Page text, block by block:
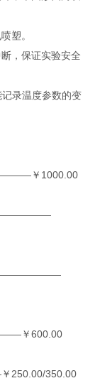
塑。
，保证实验安全
录温度参数的变
￥1000.00
600.00
350.00